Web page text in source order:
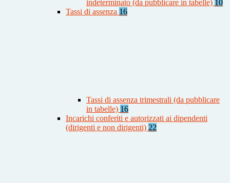
indeterminato (da pubblicare in tabelle) 10
Tassi di assenza 16
Tassi di assenza trimestrali (da pubblicare
in tabelle) 16
Incarichi conferiti e autorizzati ai dipendenti
(dirigenti e non dirigenti) 22